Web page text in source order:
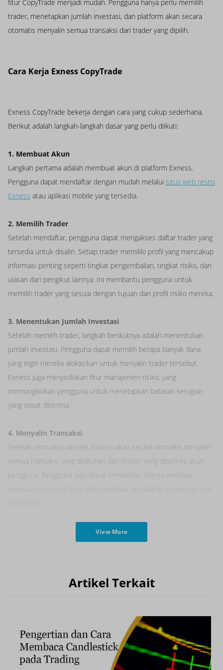
fitur CopyTrade menjadi mudah. Pengguna hanya perlu memilih
trader, menetapkan jumlah investasi, dan platform akan secara
otomatis menyalin semua transaksi dari trader yang dipilih.
Cara Kerja Exness CopyTrade
Exness CopyTrade bekerja dengan cara yang cukup sederhana.
Berikut adalah langkah-langkah dasar yang perlu diikuti:
1. Membuat Akun
Langkah pertama adalah membuat akun di platform Exness.
Pengguna dapat mendaftar dengan mudah melalui situs web resmi
Exness atau aplikasi mobile yang tersedia.
2. Memilih Trader
Setelah mendaftar, pengguna dapat mengakses daftar trader yang
tersedia untuk disalin. Setiap trader memiliki profil yang mencakup
informasi penting seperti tingkat pengembalian, tingkat risiko, dan
ulasan dari pengikut lainnya. Ini membantu pengguna untuk
memilih trader yang sesuai dengan tujuan dan profil risiko mereka.
3. Menentukan Jumlah Investasi
Setelah memilih trader, langkah berikutnya adalah menentukan
jumlah investasi. Pengguna dapat memilih berapa banyak dana
yang ingin mereka alokasikan untuk menyalin trader tersebut.
Exness juga menyediakan fitur manajemen risiko, yang
memungkinkan pengguna untuk menetapkan batasan kerugian
yang dapat diterima.
4. Menyalin Transaksi
Setelah semuanya disetel, Exness akan secara otomatis menyalin
semua transaksi yang dilakukan oleh trader yang dipilih ke akun
pengguna. Pengguna juga dapat memantau kinerja investasi
View More
Artikel Terkait